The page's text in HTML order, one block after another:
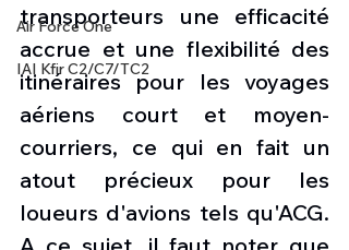
Air Force One
IAI Kfir C2/C7/TC2
transporteurs une efficacité
accrue et une flexibilité des
itinéraires pour les voyages
aériens court et moyen-
courriers, ce qui en fait un
atout précieux pour les
loueurs d'avions tels qu'ACG.